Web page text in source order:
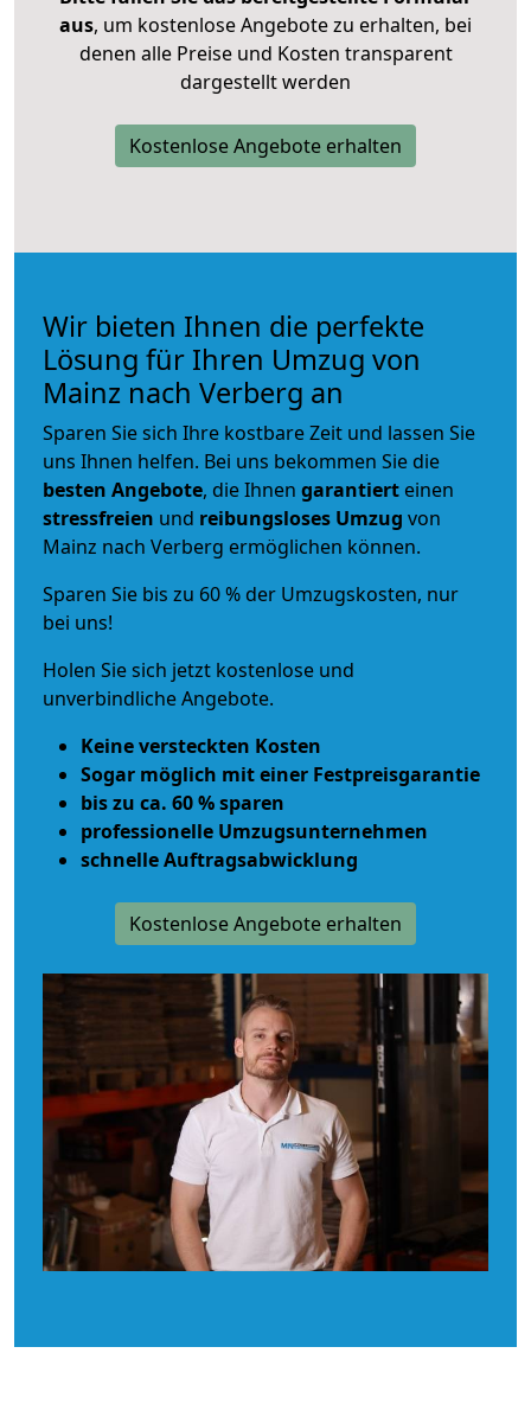
aus, um kostenlose Angebote zu erhalten, bei
denen alle Preise und Kosten transparent
dargestellt werden
Kostenlose Angebote erhalten
Wir bieten Ihnen die perfekte
Lösung für Ihren Umzug von
Mainz nach Verberg an
Sparen Sie sich Ihre kostbare Zeit und lassen Sie
uns Ihnen helfen. Bei uns bekommen Sie die
besten Angebote, die Ihnen garantiert einen
stressfreien und reibungsloses Umzug von
Mainz nach Verberg ermöglichen können.
Sparen Sie bis zu 60 % der Umzugskosten, nur
bei uns!
Holen Sie sich jetzt kostenlose und
unverbindliche Angebote.
Keine versteckten Kosten
Sogar möglich mit einer Festpreisgarantie
bis zu ca. 60 % sparen
professionelle Umzugsunternehmen
schnelle Auftragsabwicklung
Kostenlose Angebote erhalten